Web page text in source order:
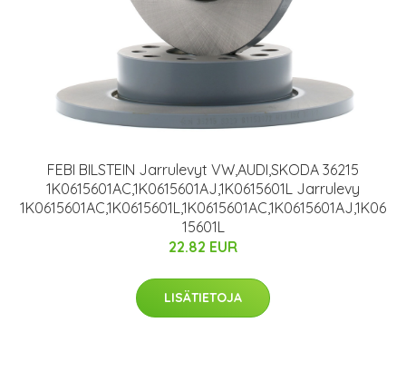
FEBI BILSTEIN Jarrulevyt VW,AUDI,SKODA 36215
1K0615601AC,1K0615601AJ,1K0615601L Jarrulevy
1K0615601AC,1K0615601L,1K0615601AC,1K0615601AJ,1K06
15601L
22.82 EUR
LISÄTIETOJA